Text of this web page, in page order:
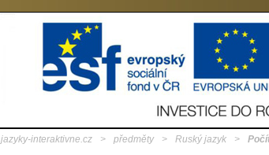
jazyky-interaktivne.cz > předměty > Ruský jazyk >